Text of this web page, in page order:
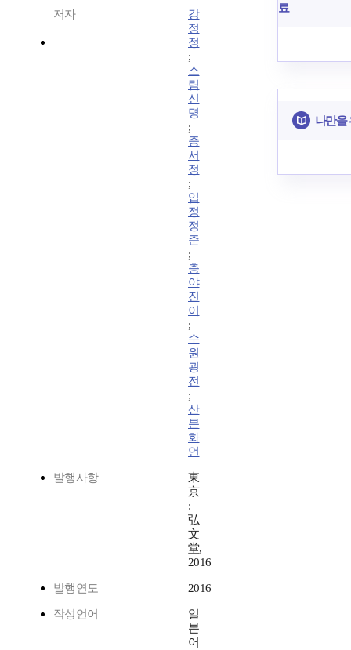
저자
강
정
정
;
소
림
신
명
;
중
서
정
;
입
정
정
준
;
충
야
진
이
;
수
원
굉
전
;
산
본
화
언
발행사항
東
京
:
弘
文
堂,
2016
발행연도 2016
작성언어
일
본
어
료
나만을